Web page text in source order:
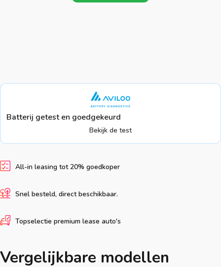
Batterij getest en goedgekeurd
Bekijk de test
All-in leasing tot 20% goedkoper
Snel besteld, direct beschikbaar.
Topselectie premium lease auto's
Vergelijkbare modellen